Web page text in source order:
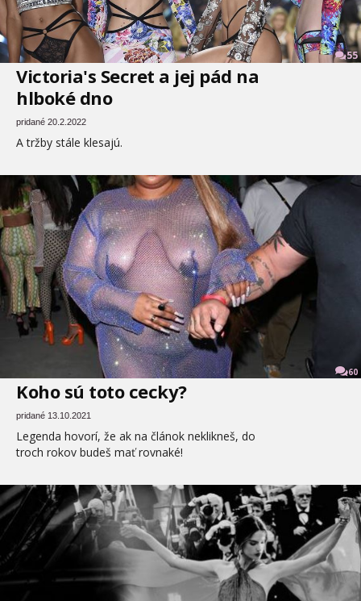
55
Victoria's Secret a jej pád na
hlboké dno
pridané 20.2.2022
A tržby stále klesajú.
60
Koho sú toto cecky?
pridané 13.10.2021
Legenda hovorí, že ak na článok neklikneš, do
troch rokov budeš mať rovnaké!